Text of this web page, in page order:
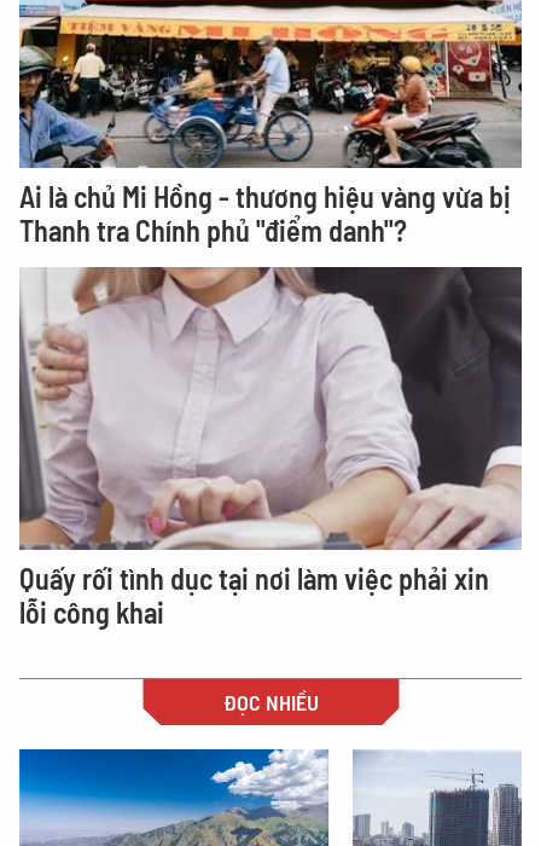
Ai là chủ Mi Hồng - thương hiệu vàng vừa bị
Thanh tra Chính phủ "điểm danh"?
Quấy rối tình dục tại nơi làm việc phải xin
lỗi công khai
ĐỌC NHIỀU